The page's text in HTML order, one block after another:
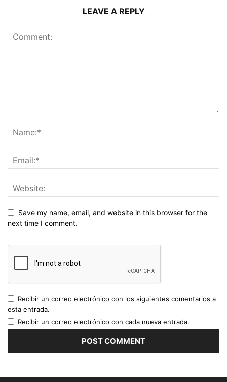
LEAVE A REPLY
Save my name, email, and website in this browser for the
next time I comment.
Recibir un correo electrónico con los siguientes comentarios a
esta entrada.
Recibir un correo electrónico con cada nueva entrada.